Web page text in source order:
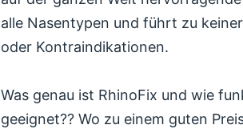
alle Nasentypen und führt zu
oder Kontraindikationen.
Was genau ist RhinoFix und wie
geeignet?? Wo zu einem guten